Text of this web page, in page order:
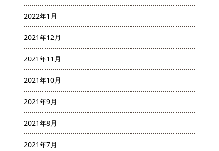
2022年1月
2021年12月
2021年11月
2021年10月
2021年9月
2021年8月
2021年7月